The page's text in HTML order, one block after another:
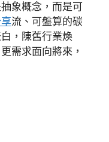
象概念，而是可
流、可盤算的碳
，陳舊行業煥
需求面向將來，